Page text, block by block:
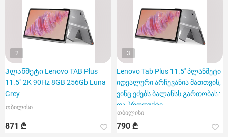
2
Პლანშეტი Lenovo TAB Plus
11.5" 2K 90Hz 8GB 256Gb Luna
Grey
თბილისი
871 ₾
3
Lenovo Tab Plus 11.5'' პლანშეტი
იდეალური არჩევანია მათთვის,
ვინც ეძებს ბალანსს გართობასა
და პროდუქტი
თბილისი
790 ₾